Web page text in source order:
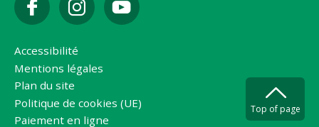
Accessibilité
Mentions légales
Plan du site
Politique de cookies (UE)
Paiement en ligne
Top of page